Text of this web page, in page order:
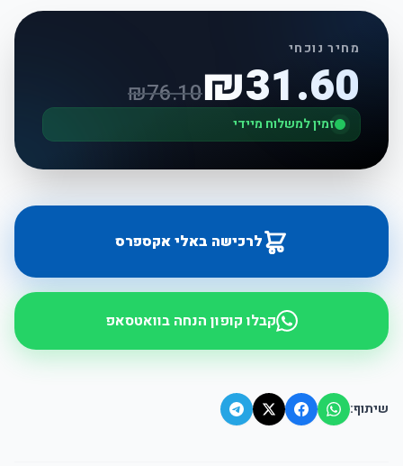
מחיר נוכחי
₪31.60
₪76.10
זמין למשלוח מיידי
לרכישה באלי אקספרס
קבלו קופון הנחה בוואטסאפ
שיתוף: